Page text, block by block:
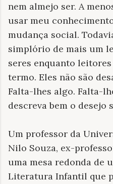
nem almejo ser. A
usar meu
mudança social.
simplório de mais um
seres enquanto
termo. Eles não são
Falta-lhes algo. Falta-
descreva bem o desejo
Um professor da
Nilo Souza, ex-
uma mesa redonda de
Literatura Infantil que